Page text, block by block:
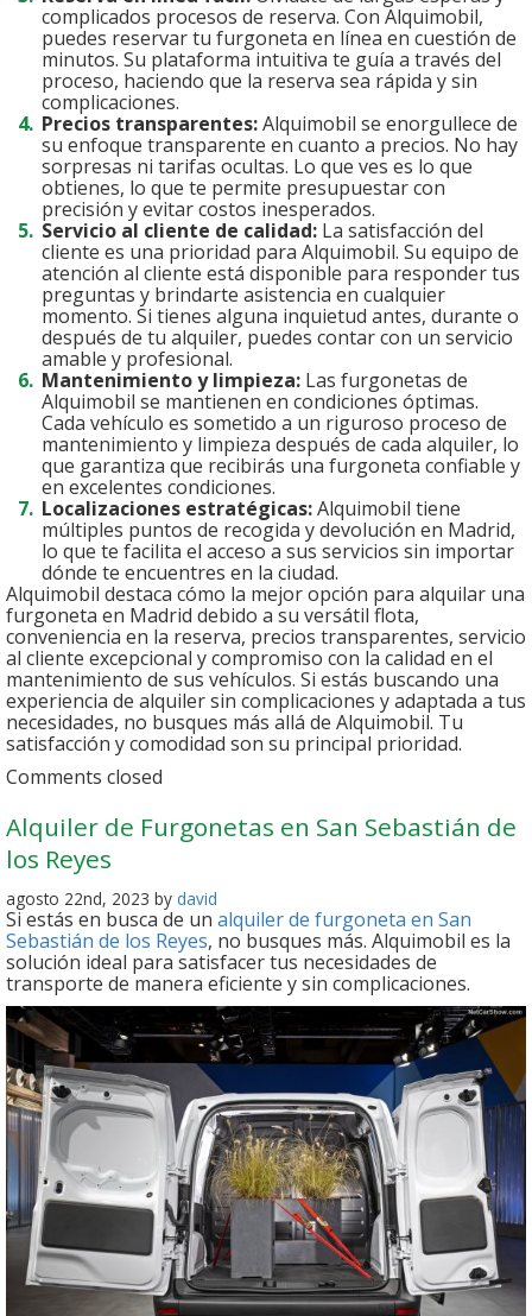
complicados procesos de reserva. Con Alquimobil,
puedes reservar tu furgoneta en línea en cuestión de
minutos. Su plataforma intuitiva te guía a través del
proceso, haciendo que la reserva sea rápida y sin
complicaciones.
Precios transparentes:Alquimobil se enorgullece de
su enfoque transparente en cuanto a precios. No hay
sorpresas ni tarifas ocultas. Lo que ves es lo que
obtienes, lo que te permite presupuestar con
precisión y evitar costos inesperados.
Servicio al cliente de calidad: La satisfacción del
cliente es una prioridad para Alquimobil. Su equipo de
atención al cliente está disponible para responder tus
preguntas y brindarte asistencia en cualquier
momento. Si tienes alguna inquietud antes, durante o
después de tu alquiler, puedes contar con un servicio
amable y profesional.
Mantenimiento y limpieza: Las furgonetas de
Alquimobil se mantienen en condiciones óptimas.
Cada vehículo es sometido a un riguroso proceso de
mantenimiento y limpieza después de cada alquiler, lo
que garantiza que recibirás una furgoneta confiable y
en excelentes condiciones.
Localizaciones estratégicas:Alquimobil tiene
múltiples puntos de recogida y devolución en Madrid,
lo que te facilita el acceso a sus servicios sin importar
dónde te encuentres en la ciudad.
Alquimobil destaca cómo la mejor opción para alquilar una
furgoneta en Madrid debido a su versátil flota,
conveniencia en la reserva, precios transparentes, servicio
al cliente excepcional y compromiso con la calidad en el
mantenimiento de sus vehículos. Si estás buscando una
experiencia de alquiler sin complicaciones y adaptada a tus
necesidades, no busques más allá de Alquimobil. Tu
satisfacción y comodidad son su principal prioridad.
Comments closed
Alquiler de Furgonetas en San Sebastián de
los Reyes
agosto 22nd, 2023 by david
Si estás en busca de un alquiler de furgoneta en San
Sebastián de los Reyes, no busques más. Alquimobil es la
solución ideal para satisfacer tus necesidades de
transporte de manera eficiente y sin complicaciones.